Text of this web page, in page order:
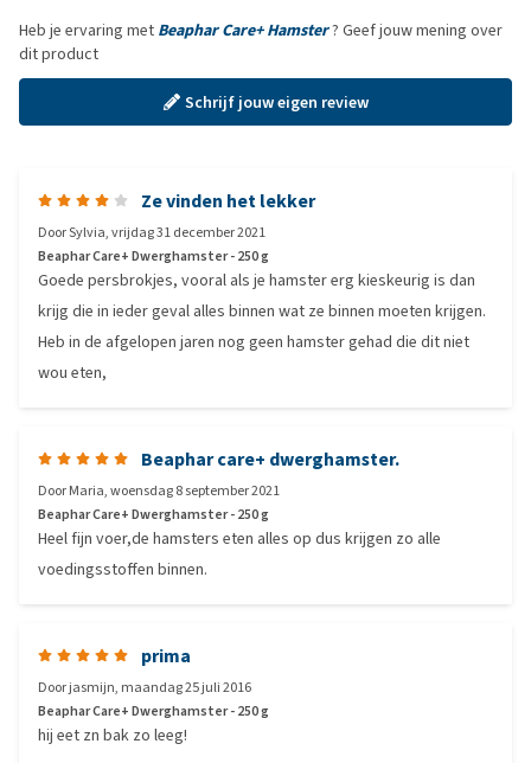
Heb je ervaring met Beaphar Care+ Hamster? Geef jouw mening over
dit product
Schrijf jouw eigen review
Ze vinden het lekker
DoorSylvia,vrijdag 31 december 2021
Beaphar Care+ Dwerghamster - 250 g
Goede persbrokjes, vooral als je hamster erg kieskeurig is dan
krijg die in ieder geval alles binnen wat ze binnen moeten krijgen.
Heb in de afgelopen jaren nog geen hamster gehad die dit niet
wou eten,
Beaphar care+ dwerghamster.
DoorMaria,woensdag 8 september 2021
Beaphar Care+ Dwerghamster - 250 g
Heel fijn voer,de hamsters eten alles op dus krijgen zo alle
voedingsstoffen binnen.
prima
Doorjasmijn, maandag 25 juli 2016
Beaphar Care+ Dwerghamster - 250 g
hij eet zn bak zo leeg!